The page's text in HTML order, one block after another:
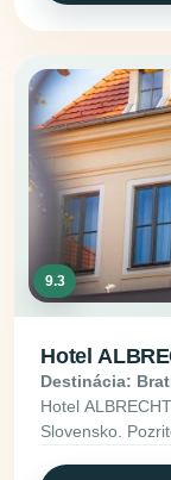
9.3
Hotel
Destinácia:
Hotel
Slovensko.